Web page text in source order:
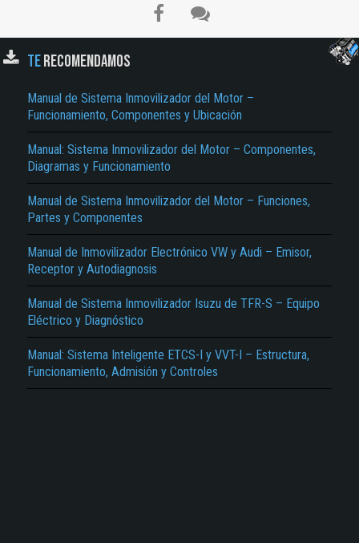
TERECOMENDAMOS
Manual de Sistema Inmovilizador del Motor –
Funcionamiento, Componentes y Ubicación
Manual: Sistema Inmovilizador del Motor – Componentes,
Diagramas y Funcionamiento
Manual de Sistema Inmovilizador del Motor – Funciones,
Partes y Componentes
Manual de Inmovilizador Electrónico VW y Audi – Emisor,
Receptor y Autodiagnosis
Manual de Sistema Inmovilizador Isuzu de TFR-S – Equipo
Eléctrico y Diagnóstico
Manual: Sistema Inteligente ETCS-I y VVT-I – Estructura,
Funcionamiento, Admisión y Controles
Texto o Imagen de portada son erróneos.
No carga o no se visualiza el contenido.
Reportar otro tipo de error...